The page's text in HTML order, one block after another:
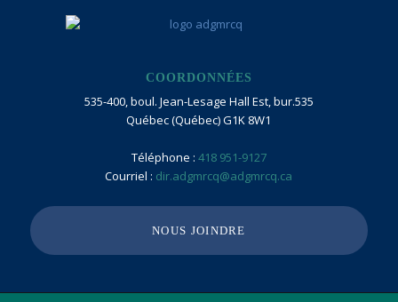
COORDONNÉES
535-400, boul. Jean-Lesage Hall Est, bur.535
Québec (Québec) G1K 8W1
Téléphone : 418 951-9127
Courriel : dir.adgmrcq@adgmrcq.ca
NOUS JOINDRE